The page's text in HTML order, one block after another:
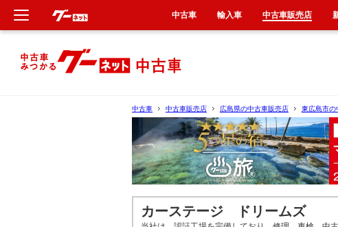
中古車 中古車販売店 広島県の中古車販売店 東広島市の
カーステージ ドリームズ
中古車 輸入車 中古車販売店
新車